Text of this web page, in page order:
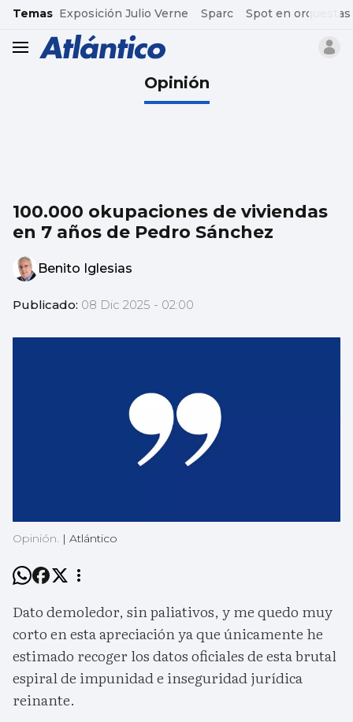
common.go-to-content
Temas Exposición Julio Verne Sparc Spot en orquestas
header.menu.open
Opinión
100.000 okupaciones de viviendas
en 7 años de Pedro Sánchez
Benito Iglesias
Publicado: 08 Dic 2025 - 02:00
Opinión. | Atlántico
Dato demoledor, sin paliativos, y me quedo muy
corto en esta apreciación ya que únicamente he
estimado recoger los datos oficiales de esta brutal
espiral de impunidad e inseguridad jurídica
reinante.